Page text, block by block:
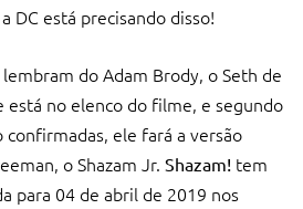
DC está precisando disso!
do Adam Brody, o Seth de
está no elenco do filme, e segundo
ele fará a versão
o Shazam Jr. Shazam! tem
para 04 de abril de 2019 nos